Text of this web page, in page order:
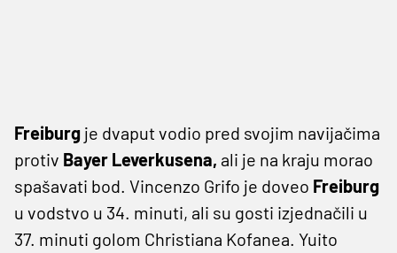
Freiburg je dvaput vodio pred svojim navijačima
protiv Bayer Leverkusena, ali je na kraju morao
spašavati bod. Vincenzo Grifo je doveo Freiburg
u vodstvo u 34. minuti, ali su gosti izjednačili u
37. minuti golom Christiana Kofanea. Yuito